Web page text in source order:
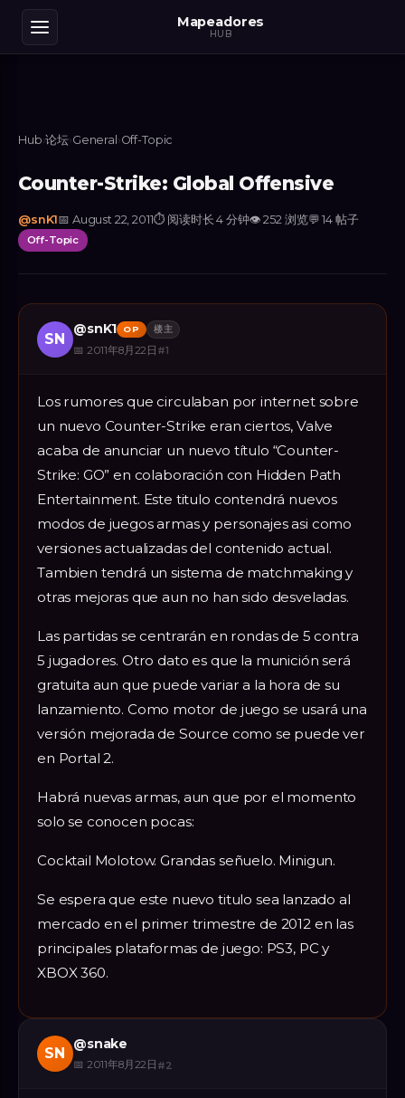
Mapeadores
HUB
Hub›论坛›General ›Off-Topic
Counter-Strike: Global Offensive
@snK1📅 August 22, 2011⏱ 阅读时长 4 分钟👁252 浏览💬14 帖子
Off-Topic
SN
@snK1 OP 楼主
📅 2011年8月22日 #1
Los rumores que circulaban por internet sobre
un nuevo Counter-Strike eran ciertos, Valve
acaba de anunciar un nuevo título “Counter-
Strike: GO” en colaboración con Hidden Path
Entertainment. Este titulo contendrá nuevos
modos de juegos armas y personajes asi como
versiones actualizadas del contenido actual.
Tambien tendrá un sistema de matchmaking y
otras mejoras que aun no han sido desveladas.
Las partidas se centrarán en rondas de 5 contra
5 jugadores. Otro dato es que la munición será
gratuita aun que puede variar a la hora de su
lanzamiento. Como motor de juego se usará una
versión mejorada de Source como se puede ver
en Portal 2.
Habrá nuevas armas, aun que por el momento
solo se conocen pocas:
Cocktail Molotow. Grandas señuelo. Minigun.
Se espera que este nuevo titulo sea lanzado al
mercado en el primer trimestre de 2012 en las
principales plataformas de juego: PS3, PC y
XBOX 360.
SN
@snake
📅 2011年8月22日 #2